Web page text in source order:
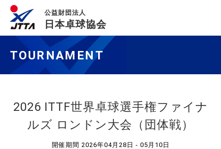
公益財団法人
日本卓球協会
TOURNAMENT
2026 ITTF世界卓球選手権ファイナ
ルズ ロンドン大会（団体戦）
開催期間 2026年04月28日 - 05月10日